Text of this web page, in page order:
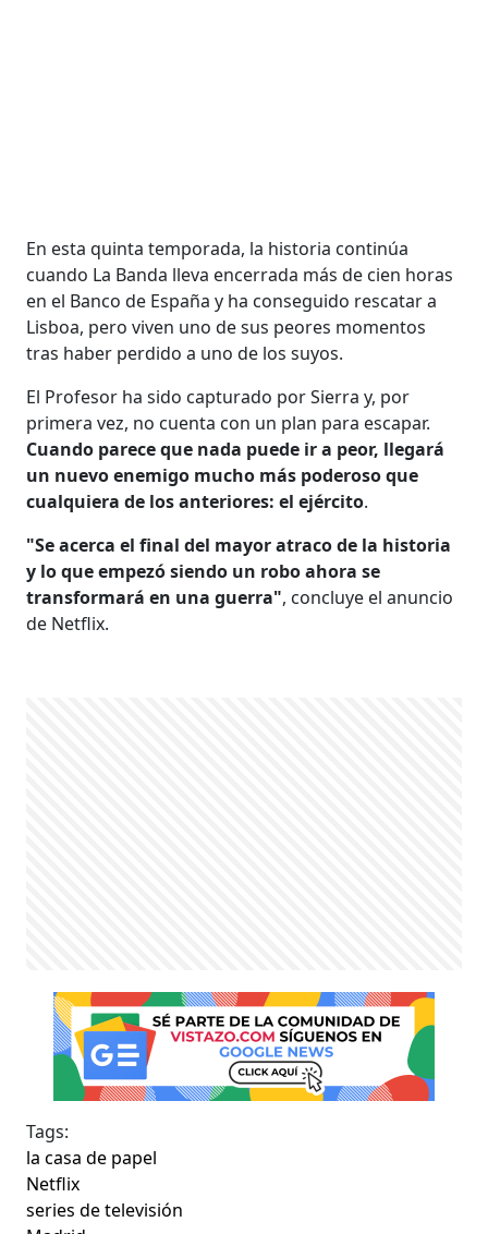
En esta quinta temporada, la historia continúa
cuando La Banda lleva encerrada más de cien horas
en el Banco de España y ha conseguido rescatar a
Lisboa, pero viven uno de sus peores momentos
tras haber perdido a uno de los suyos.
El Profesor ha sido capturado por Sierra y, por
primera vez, no cuenta con un plan para escapar.
Cuando parece que nada puede ir a peor, llegará
un nuevo enemigo mucho más poderoso que
cualquiera de los anteriores: el ejército.
"Se acerca el final del mayor atraco de la historia
y lo que empezó siendo un robo ahora se
transformará en una guerra", concluye el anuncio
de Netflix.
Tags:
la casa de papel
Netflix
series de televisión